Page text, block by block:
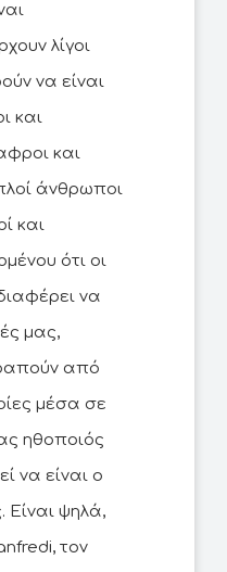
λίγοι
να είναι
και
και
άνθρωποι
και
ότι οι
να
μας,
από
μέσα σε
ηθοποιός
να είναι ο
Είναι ψηλά,
τον